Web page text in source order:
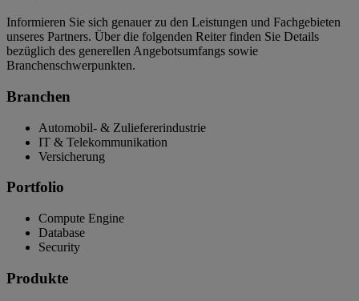
Informieren Sie sich genauer zu den Leistungen und Fachgebieten
unseres Partners. Über die folgenden Reiter finden Sie Details
bezüglich des generellen Angebotsumfangs sowie
Branchenschwerpunkten.
Branchen
Automobil- & Zuliefererindustrie
IT & Telekommunikation
Versicherung
Portfolio
Compute Engine
Database
Security
Produkte